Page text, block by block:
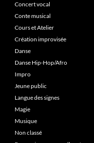
Concert vocal
Conte musical
Cours et Atelier
Création improvisée
Danse
Danse Hip-Hop/Afro
Impro
Jeune public
Langue des signes
Magie
Musique
Non classé